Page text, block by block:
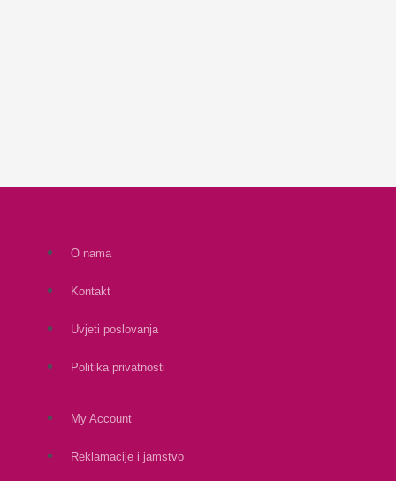
O nama
Kontakt
Uvjeti poslovanja
Politika privatnosti
My Account
Reklamacije i jamstvo